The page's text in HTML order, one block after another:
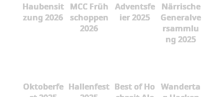
Haubensit
zung 2026
MCC Früh
schoppen
2026
Adventsfe
ier 2025
Närrische
Generalve
rsammlu
ng 2025
Oktoberfe Hallenfest Best of Ho Wanderta